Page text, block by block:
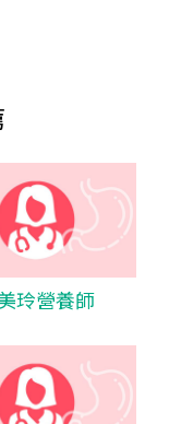
玲營養師